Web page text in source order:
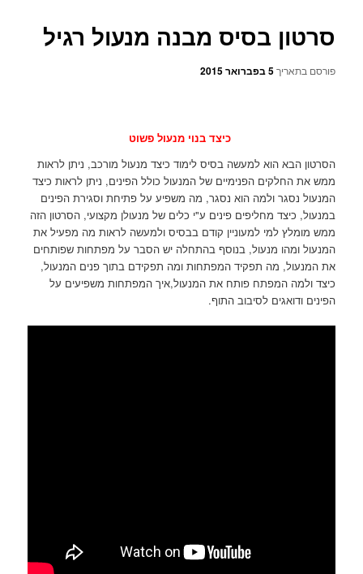
סרטון בסיס מבנה מנעול רגיל
פורסם בתאריך5 בפברואר 2015
כיצד בנוי מנעול פשוט
הסרטון הבא הוא למעשה בסיס לימוד כיצד מנעול מורכב, ניתן לראות
ממש את החלקים הפנימיים של המנעול כולל הפינים, ניתן לראות כיצד
המנעול נסגר ולמה הוא נסגר, מה משפיע על פתיחת וסגירת הפינים
במנעול, כיצד מחליפים פינים ע"י כלים של מנעולן מקצועי, הסרטון הזה
ממש מומלץ למי למעוניין קודם בבסיס ולמעשה לראות מה מפעיל את
המנעול ומהו מנעול, בנוסף בהתחלה יש הסבר על מפתחות שפותחים
את המנעול, מה תפקיד המפתחות ומה תפקידם בתוך פנים המנעול,
כיצד ולמה המפתח פותח את המנעול,איך המפתחות משפיעים על
הפינים ודואגים לסיבוב התוף.